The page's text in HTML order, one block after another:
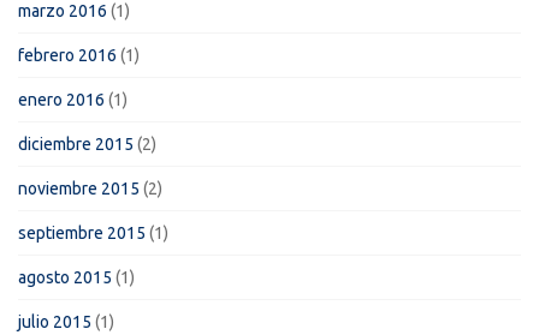
marzo 2016 (1)
febrero 2016 (1)
enero 2016 (1)
diciembre 2015 (2)
noviembre 2015 (2)
septiembre 2015 (1)
agosto 2015 (1)
julio 2015 (1)